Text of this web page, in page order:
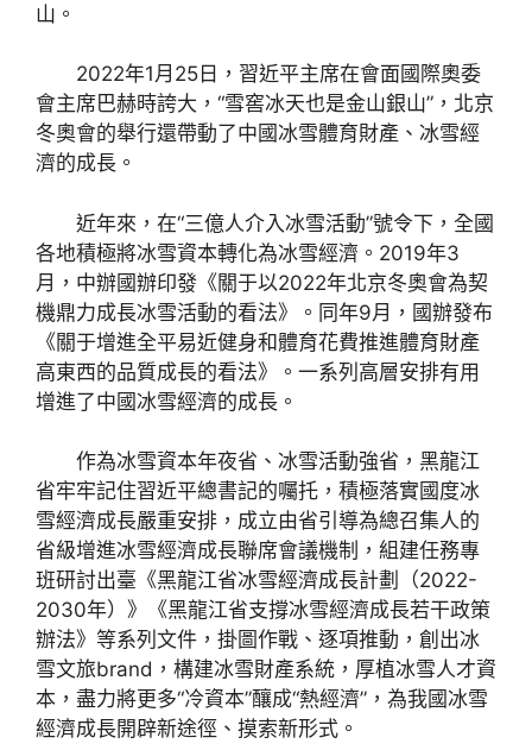
山。
2022年1月25日，習近平主席在會面國際奧委
會主席巴赫時誇大，“雪窖冰天也是金山銀山”，北京
冬奧會的舉行還帶動了中國冰雪體育財產、冰雪經
濟的成長。
近年來，在“三億人介入冰雪活動”號令下，全國
各地積極將冰雪資本轉化為冰雪經濟。2019年3
月，中辦國辦印發《關于以2022年北京冬奧會為契
機鼎力成長冰雪活動的看法》。同年9月，國辦發布
《關于增進全平易近健身和體育花費推進體育財產
高東西的品質成長的看法》。一系列高層安排有用
增進了中國冰雪經濟的成長。
作為冰雪資本年夜省、冰雪活動強省，黑龍江
省牢牢記住習近平總書記的囑托，積極落實國度冰
雪經濟成長嚴重安排，成立由省引導為總召集人的
省級增進冰雪經濟成長聯席會議機制，組建任務專
班研討出臺《黑龍江省冰雪經濟成長計劃（2022-
2030年）》《黑龍江省支撐冰雪經濟成長若干政策
辦法》等系列文件，掛圖作戰、逐項推動，創出冰
雪文旅brand，構建冰雪財產系統，厚植冰雪人才資
本，盡力將更多“冷資本”釀成“熱經濟”，為我國冰雪
經濟成長開辟新途徑、摸索新形式。